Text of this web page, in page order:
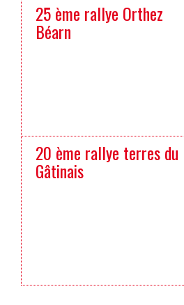
25 ème rallye Orthez
Béarn
20 ème rallye terres du
Gâtinais